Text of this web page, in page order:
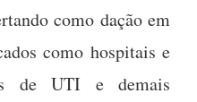
como dação em
como hospitais e
de UTI e demais